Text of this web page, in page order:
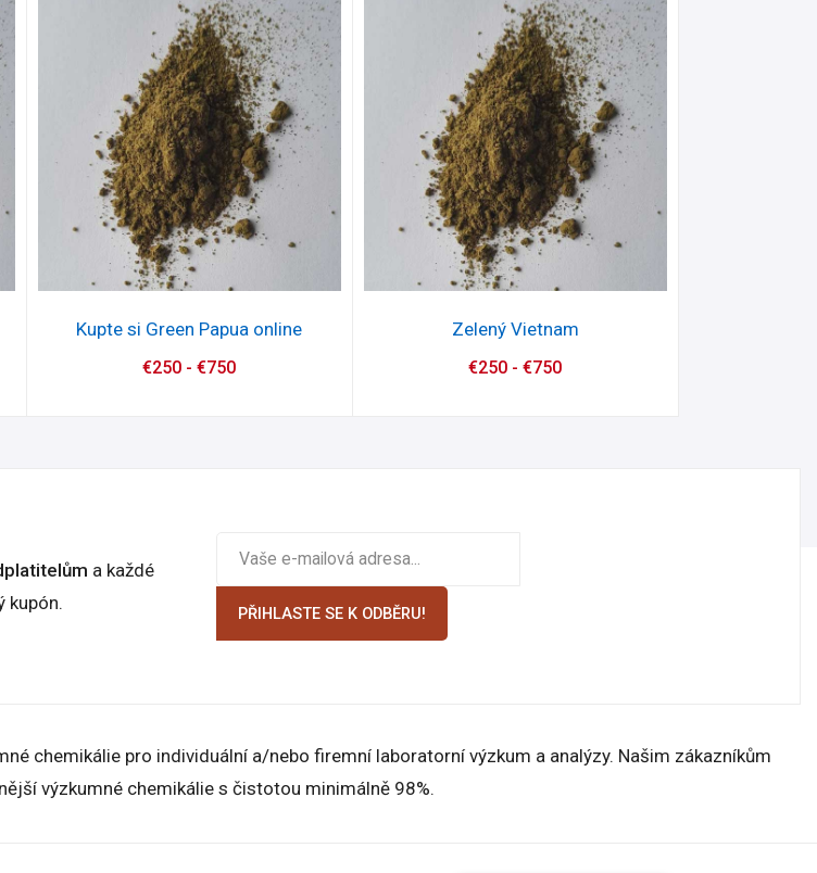
Kupte si Green Papua online
€250 -€750
Zelený Vietnam
€250 -€750
a každé
kupón.
PŘIHLASTE SE K ODBĚRU!
chemikálie pro individuální a/nebo firemní laboratorní výzkum a analýzy. Našim zákazníkům
výzkumné chemikálie s čistotou minimálně 98%.